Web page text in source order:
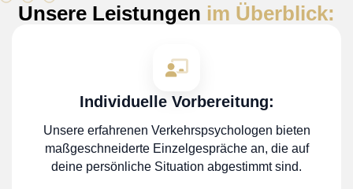
Unsere Leistungen im Überblick:
Individuelle Vorbereitung:
Unsere erfahrenen Verkehrspsychologen bieten
maßgeschneiderte Einzelgespräche an, die auf
deine persönliche Situation abgestimmt sind.